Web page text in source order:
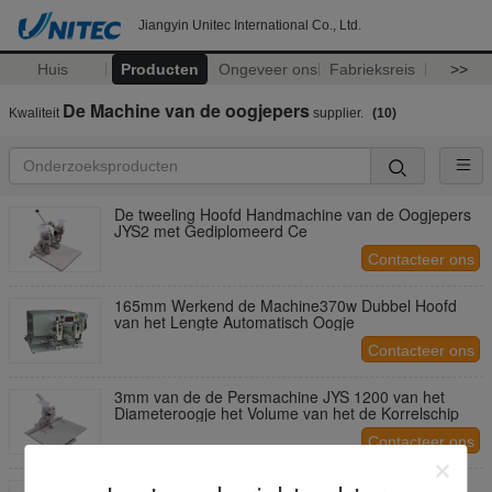
Jiangyin Unitec International Co., Ltd.
Huis Producten Ongeveer ons Fabrieksreis >>
Kwaliteit De Machine van de oogjepers supplier. (10)
De tweeling Hoofd Handmachine van de Oogjepers
JYS2 met Gediplomeerd Ce
Contacteer ons
165mm Werkend de Machine370w Dubbel Hoofd
van het Lengte Automatisch Oogje
Contacteer ons
3mm van de de Persmachine JYS 1200 van het
Diameteroogje het Volume van het de Korrelschip
Contacteer ons
Één het Oogjemachine 12mm van de Handvat